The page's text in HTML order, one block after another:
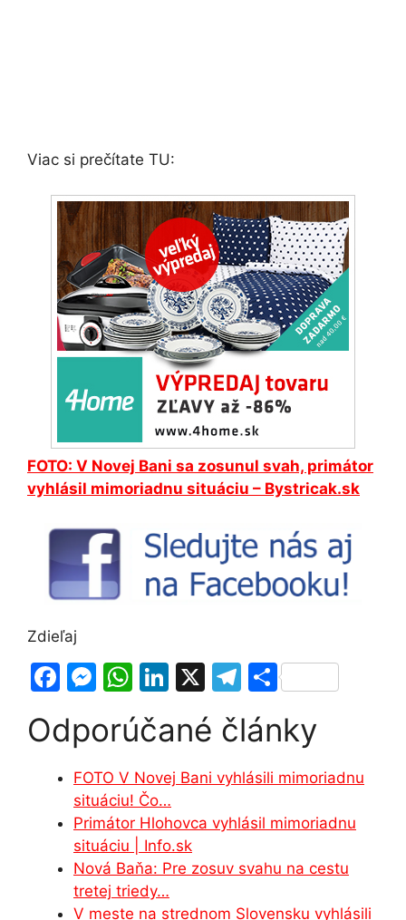
Viac si prečítate TU:
FOTO: V Novej Bani sa zosunul svah, primátor
vyhlásil mimoriadnu situáciu – Bystricak.sk
Zdieľaj
F
c
e
b
o
o
k
M
s
s
e
n
g
er
W
at
s
A
p
p
Li
k
e
dI
n
X
T
e
gr
a
m
S
ar
e
Odporúčané články
FOTO V Novej Bani vyhlásili mimoriadnu
situáciu! Čo…
Primátor Hlohovca vyhlásil mimoriadnu
situáciu | Info.sk
Nová Baňa: Pre zosuv svahu na cestu
tretej triedy…
V meste na strednom Slovensku vyhlásili